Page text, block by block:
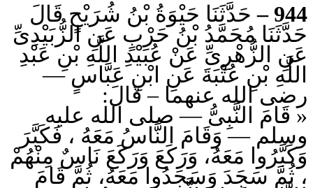
944 –
حَدَّثَنَا حَيْوَةُ بْنُ شُرَيْحٍ قَالَ
حَدَّثَنَا مُحَمَّدُ بْنُ حَرْبٍ عَنِ الزُّبَيْدِىِّ
عَنِ الزُّهْرِىِّ عَنْ عُبَيْدِ اللَّهِ بْنِ عَبْدِ
اللَّهِ بْنِ عُتْبَةَ عَنِ ابْنِ عَبَّاسٍ —
رضى الله عنهما – قَالَ:
« قَامَ النَّبِىُّ — صلى الله عليه
وسلم — وَقَامَ النَّاسُ مَعَهُ ، فَكَبَّرَ
وَكَبَّرُوا مَعَهُ، وَرَكَعَ وَرَكَعَ نَاسٌ مِنْهُمْ
، ثُمَّ سَجَدَ وَسَجَدُوا مَعَهُ، ثُمَّ قَامَ